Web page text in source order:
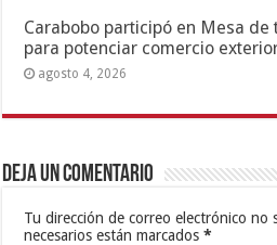
Carabobo participó en Mesa
para potenciar comercio
agosto 4, 2026
Deja un comentario
Tu dirección de correo electrónico no
necesarios están marcados*